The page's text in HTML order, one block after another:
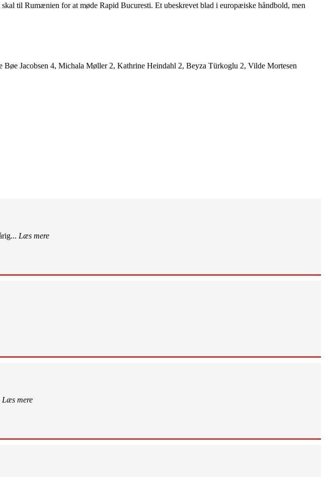
til Rumænien for at møde Rapid Bucuresti. Et ubeskrevet blad i europæiske håndbold, men
Jacobsen 4, Michala Møller 2, Kathrine Heindahl 2, Beyza Türkoglu 2, Vilde Mortesen
Læs mere
Læs mere